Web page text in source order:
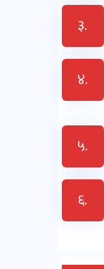
३.
४.
५.
६.